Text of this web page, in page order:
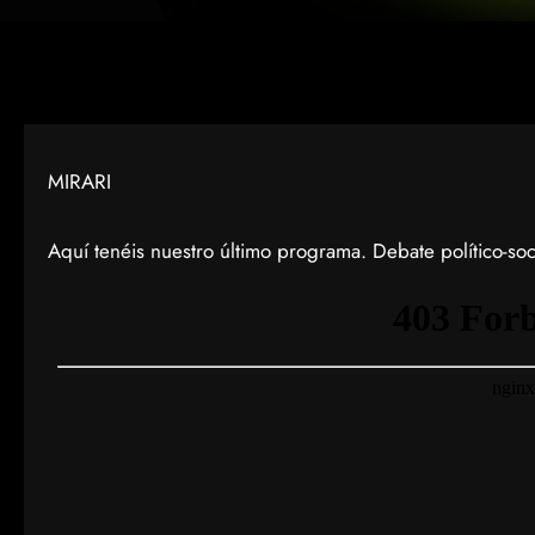
MIRARI
Aquí tenéis nuestro último programa. Debate político-